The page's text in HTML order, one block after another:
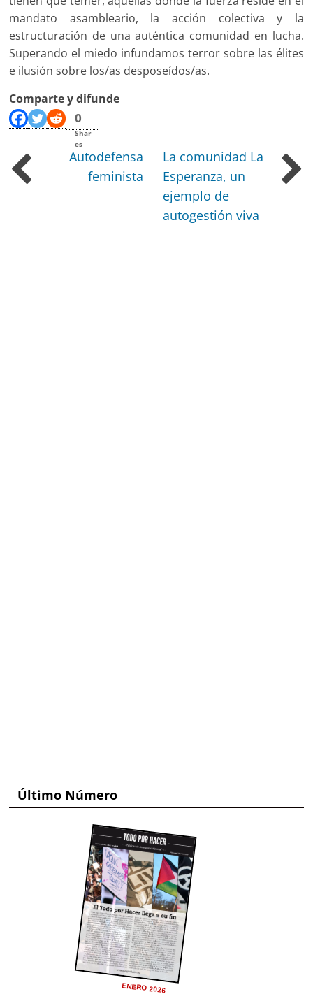
mandato asambleario, la acción colectiva y la
estructuración de una auténtica comunidad en lucha.
Superando el miedo infundamos terror sobre las élites
e ilusión sobre los/as desposeídos/as.
Comparte y difunde
0
Shar
es
Autodefensa
feminista
La comunidad La
Esperanza, un
ejemplo de
autogestión viva
Último Número
ENERO 2026